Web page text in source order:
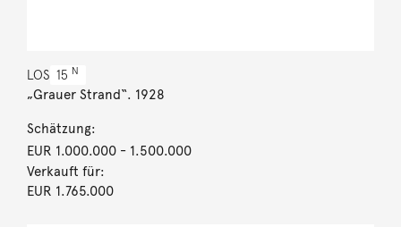
LOS 15 N
„Grauer Strand“. 1928
Schätzung:
EUR 1.000.000- 1.500.000
Verkauft für:
EUR 1.765.000